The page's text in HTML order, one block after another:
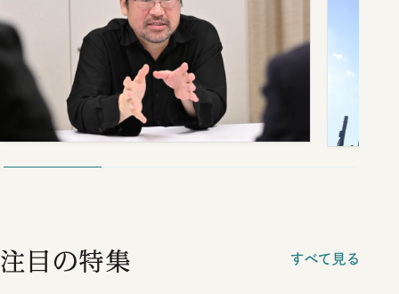
注目の特集 すべて見る